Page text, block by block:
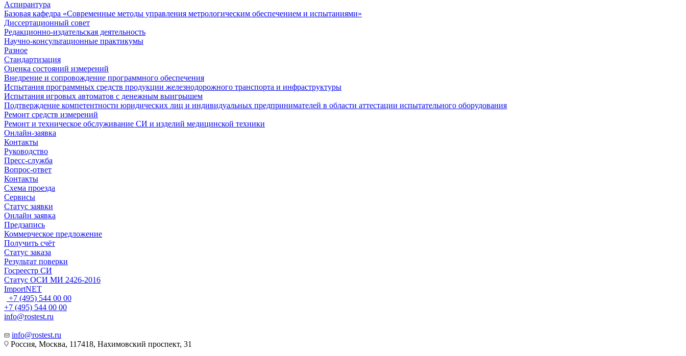
Аспирантура
Базовая кафедра «Современные методы управления метрологическим обеспечением и испытаниями»
Диссертационный совет
Редакционно-издательская деятельность
Научно-консультационные практикумы
Разное
Стандартизация
Оценка состояний измерений
Внедрение и сопровождение программного обеспечения
Испытания программных средств продукции железнодорожного транспорта и инфраструктуры
Испытания игровых автоматов с денежным выигрышем
Подтверждение компетентности юридических лиц и индивидуальных предпринимателей в области аттестации испытательного оборудования
Ремонт средств измерений
Ремонт и техническое обслуживание СИ и изделий медицинской техники
Онлайн-заявка
Контакты
Руководство
Пресс-служба
Вопрос-ответ
Контакты
Схема проезда
Сервисы
Статус заявки
Онлайн заявка
Предзапись
Коммерческое предложение
Получить счёт
Статус заказа
Результат поверки
Госреестр СИ
Статус ОСИ МИ 2426-2016
ImportNET
+7 (495) 544 00 00
+7 (495) 544 00 00
info@rostest.ru
info@rostest.ru
Россия, Москва, 117418, Нахимовский проспект, 31